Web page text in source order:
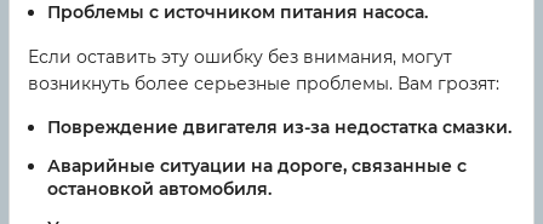
Проблемы с источником питания насоса.
Если оставить эту ошибку без внимания, могут
возникнуть более серьезные проблемы. Вам грозят:
Повреждение двигателя из-за недостатка смазки.
Аварийные ситуации на дороге, связанные с
остановкой автомобиля.